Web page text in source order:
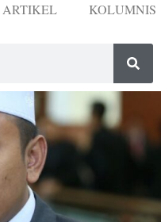
ARTIKEL KOLUMNIS